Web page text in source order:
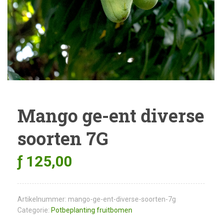
Mango ge-ent diverse
soorten 7G
ƒ 125,00
Artikelnummer: mango-ge-ent-diverse-soorten-7g
Categorie: Potbeplanting fruitbomen